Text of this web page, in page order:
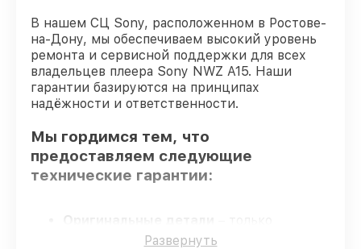
В нашем СЦ Sony, расположенном в Ростове-
на-Дону, мы обеспечиваем высокий уровень
ремонта и сервисной поддержки для всех
владельцев плеера Sony NWZ A15. Наши
гарантии базируются на принципах
надёжности и ответственности.
Мы гордимся тем, что
предоставляем следующие
технические гарантии:
Оригинальные детали
подлинные комплектующие.
Развернуть